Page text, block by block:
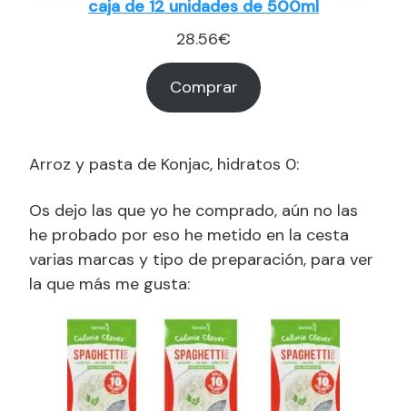
caja de 12 unidades de 500ml
28.56€
Comprar
Arroz y pasta de Konjac, hidratos 0:
Os dejo las que yo he comprado, aún no las
he probado por eso he metido en la cesta
varias marcas y tipo de preparación, para ver
la que más me gusta: